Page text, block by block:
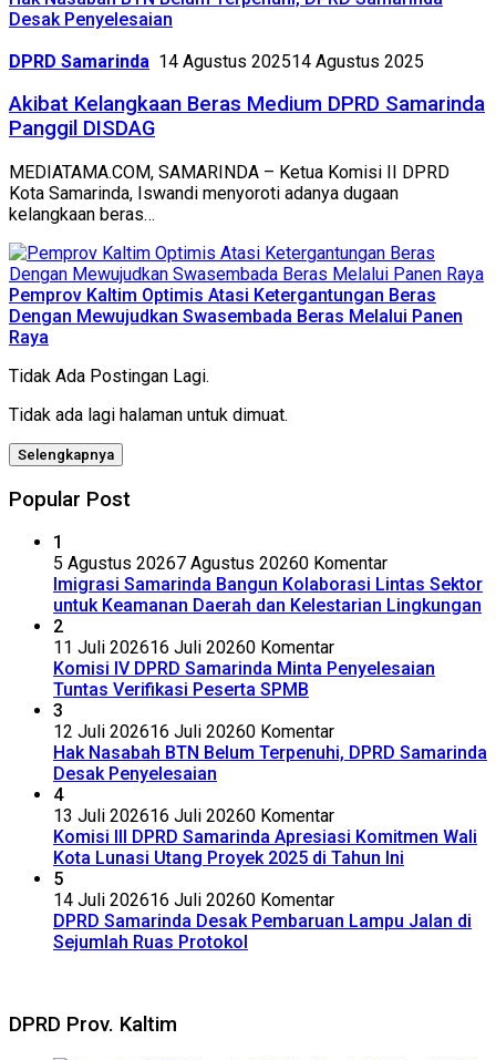
Desak Penyelesaian
DPRD Samarinda 14 Agustus 202514 Agustus 2025
Akibat Kelangkaan Beras Medium DPRD Samarinda
Panggil DISDAG
MEDIATAMA.COM, SAMARINDA – Ketua Komisi II DPRD
Kota Samarinda, Iswandi menyoroti adanya dugaan
kelangkaan beras…
Pemprov Kaltim Optimis Atasi Ketergantungan Beras
Dengan Mewujudkan Swasembada Beras Melalui Panen
Raya
Tidak Ada Postingan Lagi.
Tidak ada lagi halaman untuk dimuat.
Selengkapnya
Popular Post
1
5 Agustus 20267 Agustus 20260 Komentar
Imigrasi Samarinda Bangun Kolaborasi Lintas Sektor
untuk Keamanan Daerah dan Kelestarian Lingkungan
2
11 Juli 202616 Juli 20260 Komentar
Komisi IV DPRD Samarinda Minta Penyelesaian
Tuntas Verifikasi Peserta SPMB
3
12 Juli 202616 Juli 20260 Komentar
Hak Nasabah BTN Belum Terpenuhi, DPRD Samarinda
Desak Penyelesaian
4
13 Juli 202616 Juli 20260 Komentar
Komisi III DPRD Samarinda Apresiasi Komitmen Wali
Kota Lunasi Utang Proyek 2025 di Tahun Ini
5
14 Juli 202616 Juli 20260 Komentar
DPRD Samarinda Desak Pembaruan Lampu Jalan di
Sejumlah Ruas Protokol
DPRD Prov. Kaltim